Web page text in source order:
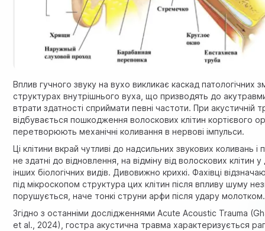
Вплив гучного звуку на вухо викликає каскад патологічних
структурах внутрішнього вуха, що призводять до
втрати здатності сприймати певні частоти. При акустичній
відбувається пошкодження волоскових клітин кортієвого
перетворюють механічні коливання в нервові імпульси.
Ці клітини вкрай чутливі до надсильних звукових коливань і
не здатні до відновлення, на відміну від волоскових клітин
інших біологічних видів. Дивовижно крихкі. Фахівці
під мікроскопом структура цих клітин після впливу шуму
порушується, наче тонкі струни арфи після удару молотком.
Згідно з останніми дослідженнямиAcute Acoustic Trauma
et al., 2024), гостра акустична травма характеризується